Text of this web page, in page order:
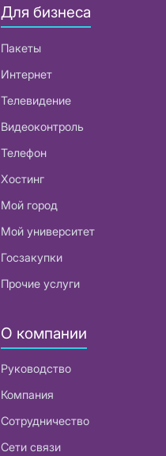
Для бизнеса
Пакеты
Интернет
Телевидение
Видеоконтроль
Телефон
Хостинг
Мой город
Мой университет
Госзакупки
Прочие услуги
О компании
Руководство
Компания
Сотрудничество
Сети связи